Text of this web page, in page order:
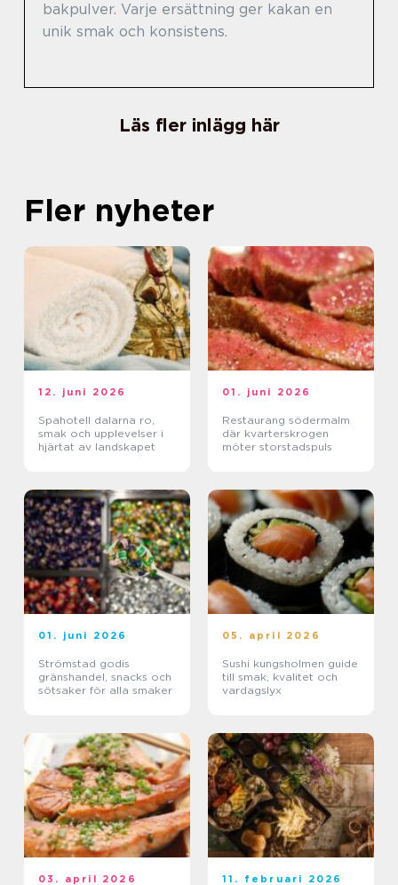
bakpulver. Varje ersättning ger kakan en
unik smak och konsistens.
Läs fler inlägg här
Fler nyheter
12. juni 2026
Spahotell dalarna ro,
smak och upplevelser i
hjärtat av landskapet
01. juni 2026
Restaurang södermalm
där kvarterskrogen
möter storstadspuls
01. juni 2026
Strömstad godis
gränshandel, snacks och
sötsaker för alla smaker
05. april 2026
Sushi kungsholmen guide
till smak, kvalitet och
vardagslyx
03. april 2026 11. februari 2026